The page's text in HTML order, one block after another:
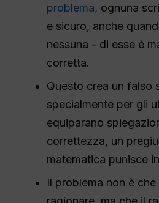
problema, ognuna
e sicuro, anche
nessuna - di esse è
corretta.
Questo crea un falso
specialmente per gli
equiparano
correttezza, un
matematica punisce
Il problema non è